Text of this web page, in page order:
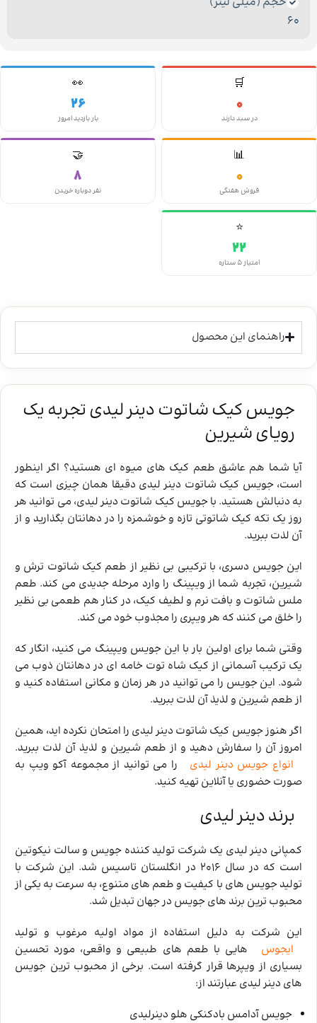
60
🛒
0
در سبد دارند
👀
26
بار بازدید امروز
📊
0
فروش هفتگی
🤝
8
نفر دوباره خریدن
⭐
22
امتیاز ۵ ستاره
راهنمای این محصول
جویس کیک شاتوت دینر لیدی تجربه یک
رویای شیرین
آیا شما هم عاشق طعم کیک های میوه ای هستید؟ اگر اینطور
است، جویس کیک شاتوت دینر لیدی دقیقا همان چیزی است که
به دنبالش هستید. با جویس کیک شاتوت دینر لیدی، می ‌توانید هر
روز یک تکه کیک شاتوتی تازه و خوشمزه را در دهانتان بگذارید و از
آن لذت ببرید.
این جویس دسری، با ترکیبی بی ‌نظیر از طعم‌ کیک شاتوت ترش و
شیرین، تجربه شما از ویپینگ را وارد مرحله جدیدی می کند. طعم
ملس شاتوت و بافت نرم و لطیف کیک، در کنار هم طعمی بی ‌نظیر
را خلق می ‌کنند که هر ویپری را مجذوب خود می ‌کند.
وقتی شما برای اولین بار با این جویس ویپینگ می کنید، انگار که
یک ترکیب آسمانی از کیک شاه توت خامه ‌ای در دهانتان ذوب می‌
شود. این جویس را می ‌توانید در هر زمان و مکانی استفاده کنید و
از طعم شیرین و لذیذ آن لذت ببرید.
اگر هنوز جویس کیک شاتوت دینر لیدی را امتحان نکرده‌ اید، همین
امروز آن را سفارش دهید و از طعم شیرین و لذیذ آن لذت ببرید.
انواع جویس دینر لیدی
را می توانید از مجموعه آکو ویپ به
صورت حضوری یا آنلاین تهیه کنید.
برند دینر لیدی
کمپانی دینر لیدی یک شرکت تولید کننده جویس و سالت نیکوتین
است که در سال 2016 در انگلستان تاسیس شد. این شرکت با
تولید جویس‌ های با کیفیت و طعم‌ های متنوع، به سرعت به یکی از
محبوب ‌ترین برند های جویس در جهان تبدیل شد.
این شرکت به دلیل استفاده از مواد اولیه مرغوب و تولید
ایجوس
‌هایی با طعم‌ های طبیعی و واقعی، مورد تحسین
بسیاری از ویپرها قرار گرفته است. برخی از محبوب‌ ترین جویس
های دینر لیدی عبارتند از:
جویس آدامس بادکنکی هلو دینرلیدی